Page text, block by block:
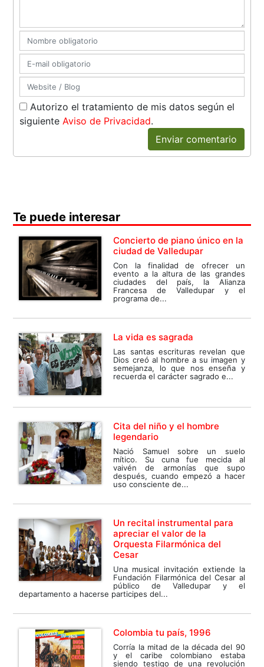
Autorizo el tratamiento de mis datos según el
siguiente Aviso de Privacidad.
Enviar comentario
Te puede interesar
Concierto de piano único en la
ciudad de Valledupar
Con la finalidad de ofrecer un
evento a la altura de las grandes
ciudades del país, la Alianza
Francesa de Valledupar y el
programa de...
La vida es sagrada
Las santas escrituras revelan que
Dios creó al hombre a su imagen y
semejanza, lo que nos enseña y
recuerda el carácter sagrado e...
Cita del niño y el hombre
legendario
Nació Samuel sobre un suelo
mítico. Su cuna fue mecida al
vaivén de armonías que supo
después, cuando empezó a hacer
uso consciente de...
Un recital instrumental para
apreciar el valor de la
Orquesta Filarmónica del
Cesar
Una musical invitación extiende la
Fundación Filarmónica del Cesar al
público de Valledupar y el
departamento a hacerse participes del...
Colombia tu país, 1996
Corría la mitad de la década del 90
y el caribe colombiano estaba
siendo testigo de una revolución